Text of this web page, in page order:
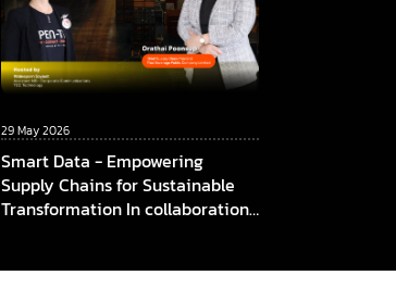
29 May 2026
Smart Data - Empowering
Supply Chains for Sustainable
Transformation In collaboration